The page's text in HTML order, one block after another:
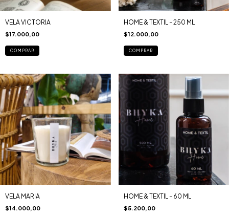
VELA VICTORIA
$17.000,00
COMPRAR
HOME & TEXTIL - 250 ML
$12.000,00
COMPRAR
VELA MARIA
$14.000,00
HOME & TEXTIL - 60 ML
$5.200,00